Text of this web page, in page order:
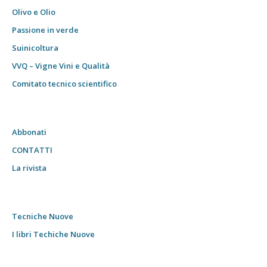
Olivo e Olio
Passione in verde
Suinicoltura
VVQ – Vigne Vini e Qualità
Comitato tecnico scientifico
Abbonati
CONTATTI
La rivista
Tecniche Nuove
I libri Techiche Nuove